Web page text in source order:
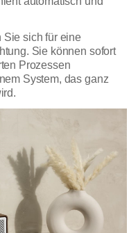
Sie sich für eine
Sie können sofort
Prozessen
System, das ganz